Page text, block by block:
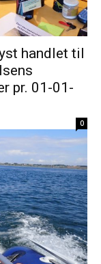
handlet til
pr. 01-01-
0